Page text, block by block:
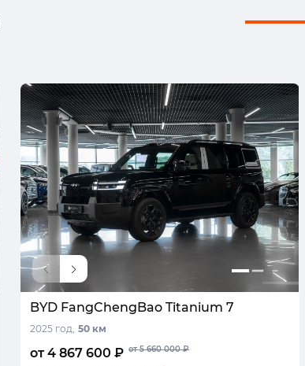
BYD FangChengBao Titanium 7
2025 год, 50 км
от 4 867 600 ₽ от 5 660 000 ₽